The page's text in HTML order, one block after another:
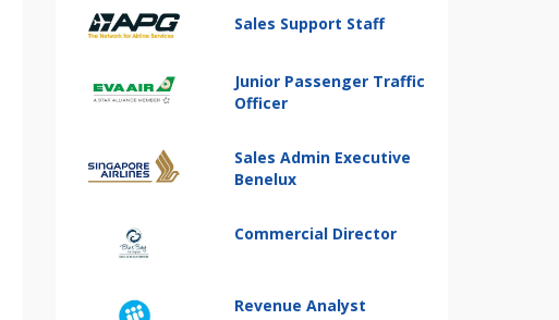
Sales Support Staff
Junior Passenger Traffic
Officer
Sales Admin Executive
Benelux
Commercial Director
Revenue Analyst